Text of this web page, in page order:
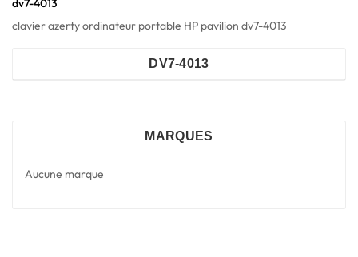
dv7-4013
clavier azerty ordinateur portable HP pavilion dv7-4013
DV7-4013
MARQUES
Aucune marque